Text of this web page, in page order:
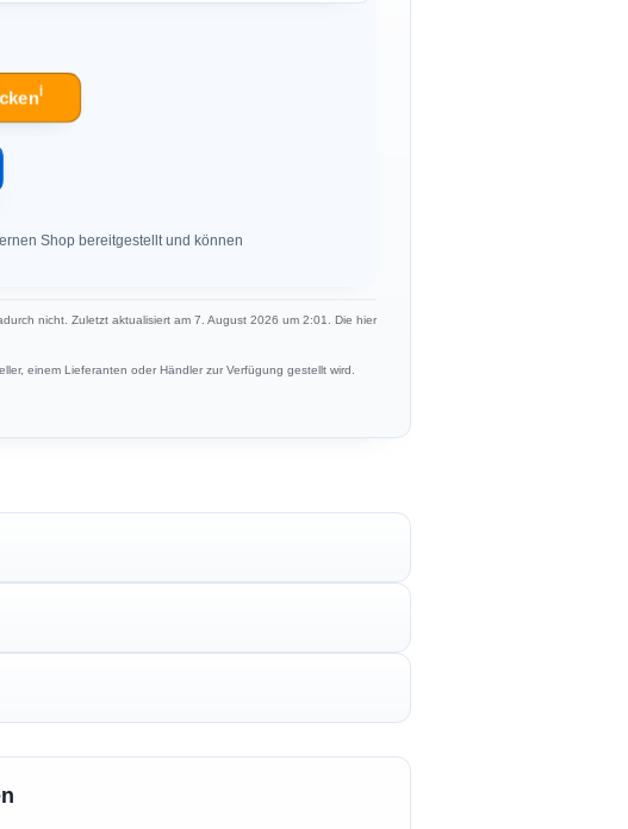
ℹ︎
Shop bereitgestellt und können
nicht. Zuletzt aktualisiert am 7. August 2026 um 2:01. Die hier
einem Lieferanten oder Händler zur Verfügung gestellt wird.